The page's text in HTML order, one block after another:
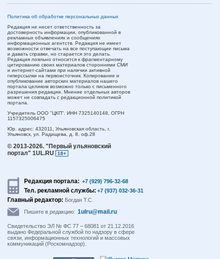
Политика об обработке персональных данных
Редакция не несет ответственность за
достоверность информации, опубликованной в
рекламных объявлениях и сообщениях
информационных агентств. Редакция не имеет
возможности отвечать на все поступающие письма
и давать справки, но старается это делать.
Редакция лояльно относится к фрагментарному
цитированию своих материалов сторонними СМИ
и интернет-сайтами при наличии активной
гиперссылки на первоисточник. Копирование и
опубликование авторских материалов нашего
портала целиком возможно только с письменного
разрешения редакции. Мнение отдельных авторов
может не совпадать с редакционной политикой
портала.
Учредитель ООО "ЦКП". ИНН 7325140148, ОГРН
1157325006475
Юр. адрес: 432011, Ульяновская область, г.
Ульяновск, ул. Радищева, д. 8, оф.28
© 2013-2026. "Первый ульяновский
портал" 1UL.RU
18+
Редакция портала: +7 (929) 796-32-68
Тел. рекламной службы: +7 (937) 032-36-31
Главный редактор: Богдан Т.С.
Пишите в редакцию: 1ulru@mail.ru
Свидетельство ЭЛ № ФС 77 – 68081 от 21.12.2016
выдано Федеральной службой по надзору в сфере
связи, информационных технологий и массовых
коммуникаций (Роскомнадзор).